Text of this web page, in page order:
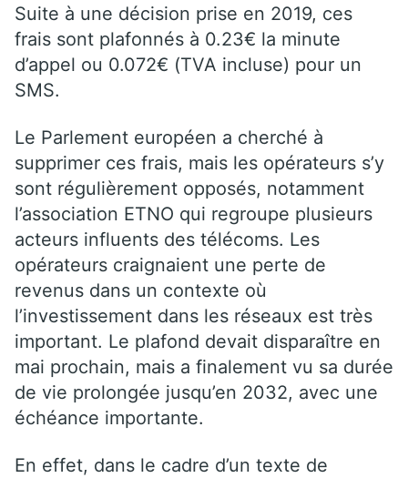
Suite à une décision prise en 2019, ces
frais sont plafonnés à 0.23€ la minute
d’appel ou 0.072€ (TVA incluse) pour un
SMS.
Le Parlement européen a cherché à
supprimer ces frais, mais les opérateurs s’y
sont régulièrement opposés, notamment
l’association ETNO qui regroupe plusieurs
acteurs influents des télécoms. Les
opérateurs craignaient une perte de
revenus dans un contexte où
l’investissement dans les réseaux est très
important. Le plafond devait disparaître en
mai prochain, mais a finalement vu sa durée
de vie prolongée jusqu’en 2032, avec une
échéance importante.
En effet, dans le cadre d’un texte de